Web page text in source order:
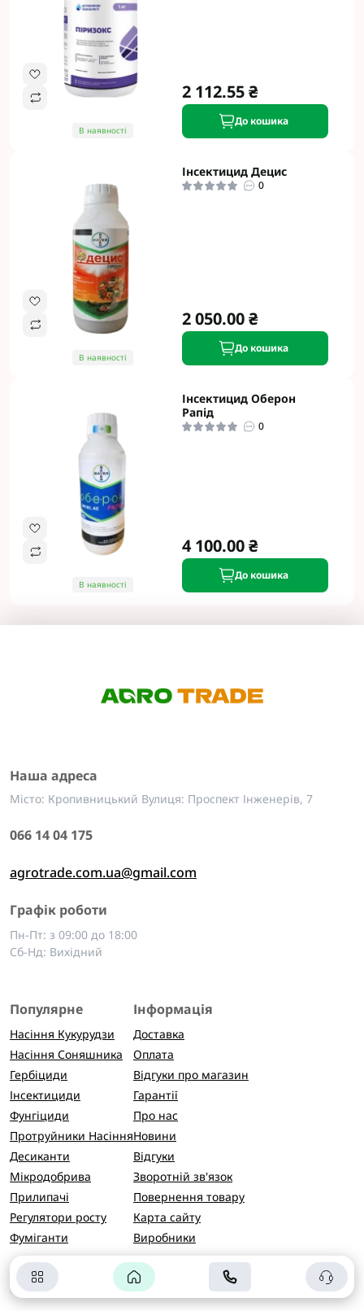
В наявності
2 112.55 ₴
До кошика
В наявності
Інсектицид Децис
0
2 050.00 ₴
До кошика
В наявності
Інсектицид Оберон
Рапід
0
4 100.00 ₴
До кошика
Наша адреса
Місто: Кропивницький Вулиця: Проспект Інженерів, 7
066 14 04 175
agrotrade.com.ua@gmail.com
Графік роботи
Пн-Пт: з 09:00 до 18:00
Сб-Нд: Вихідний
Популярне
Насіння Кукурудзи
Насіння Соняшника
Гербіциди
Інсектициди
Фунгіциди
Протруйники Насіння
Десиканти
Мікродобрива
Прилипачі
Регулятори росту
Фуміганти
Інформація
Доставка
Оплата
Відгуки про магазин
Гарантії
Про нас
Новини
Відгуки
Зворотній зв'язок
Повернення товару
Карта сайту
Виробники